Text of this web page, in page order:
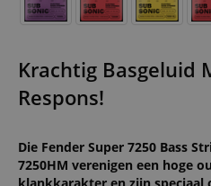
Krachtig Basgeluid
Respons!
Die Fender Super 7250 Bass
7250HM verenigen een hoge